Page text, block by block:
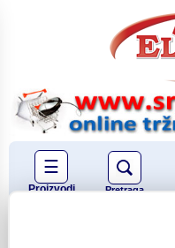
☰
Proizvodi Pretraga